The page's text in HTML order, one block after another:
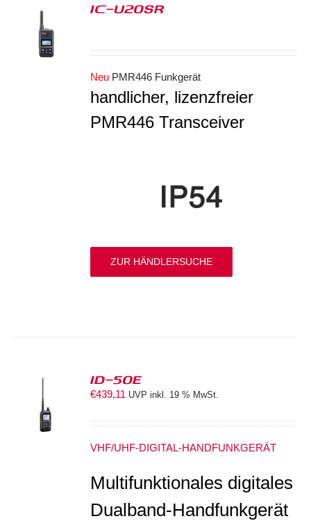
IC-U20SR
Neu PMR446 Funkgerät
handlicher, lizenzfreier
PMR446 Transceiver
ZUR HÄNDLERSUCHE
ID-50E
€439,11 UVP inkl. 19 % MwSt.
VHF/UHF-DIGITAL-HANDFUNKGERÄT
Multifunktionales digitales
Dualband-Handfunkgerät